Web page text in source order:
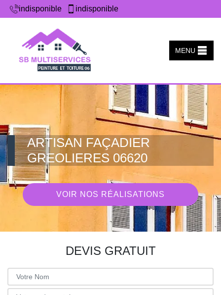
indisponible indisponible
MENU
ARTISAN FAÇADIER
GREOLIERES 06620
VOIR NOS RÉALISATIONS
DEVIS GRATUIT